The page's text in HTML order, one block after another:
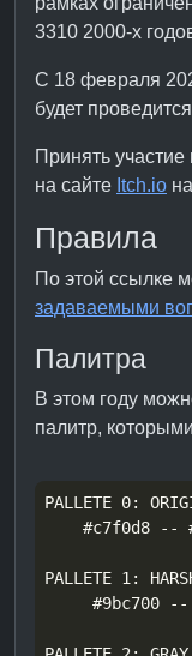
3310 2000-х
С 18 февраля
будет
Принять
на сайте Itch.io
Правила
По этой ссылке
задаваемыми
Палитра
В этом году
палитр,